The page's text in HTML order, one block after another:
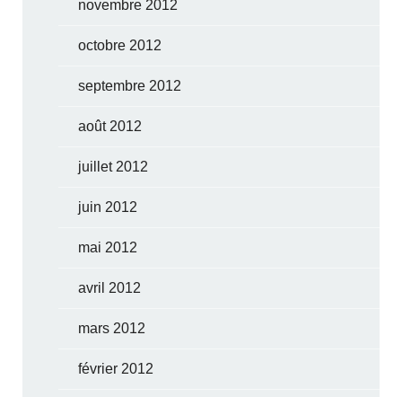
novembre 2012
octobre 2012
septembre 2012
août 2012
juillet 2012
juin 2012
mai 2012
avril 2012
mars 2012
février 2012